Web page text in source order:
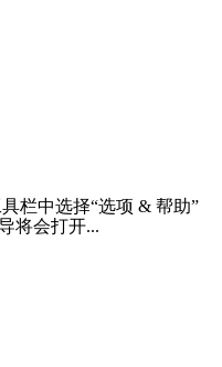
栏中选择“选项 & 帮助”
将会打开...